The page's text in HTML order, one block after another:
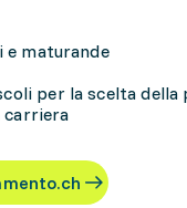
e maturande
per la scelta
carriera